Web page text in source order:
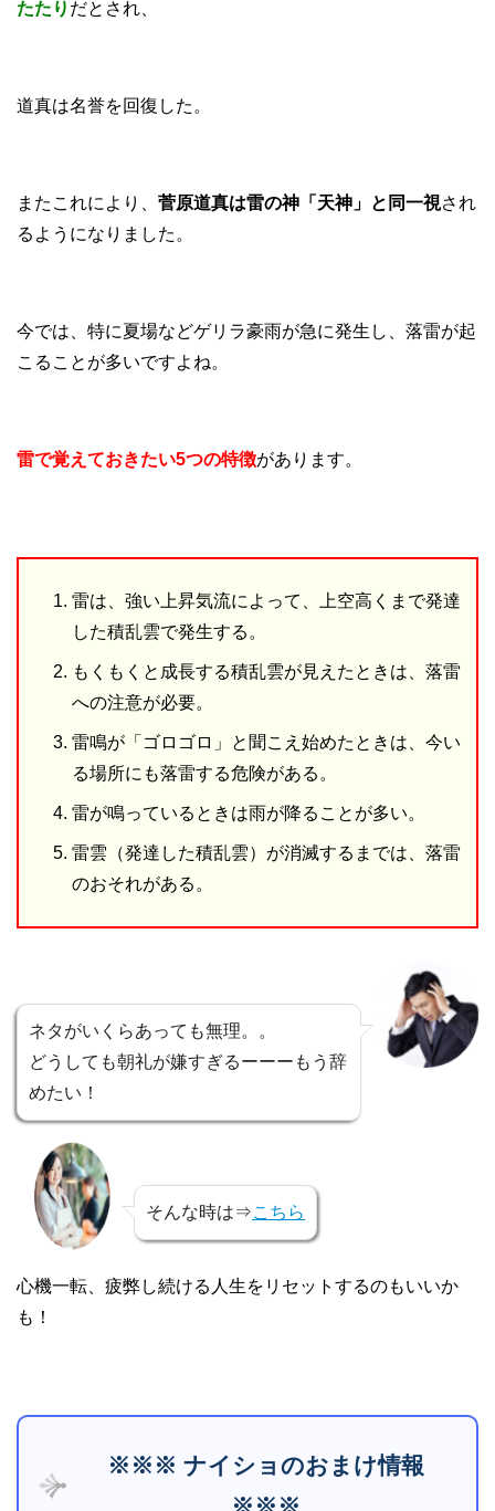
たたり だとされ、
道真は名誉を回復した。
またこれにより、 菅原道真は雷の神「天神」と同一視され
るようになりました。
今では、特に夏場などゲリラ豪雨が急に発生し、落雷が起
こることが多いですよね。
雷で覚えておきたい5つの特徴があります。
雷は、強い上昇気流によって、上空高くまで発達
した積乱雲で発生する。
もくもくと成長する積乱雲が見えたときは、落雷
への注意が必要。
雷鳴が「ゴロゴロ」と聞こえ始めたときは、今い
る場所にも落雷する危険がある。
雷が鳴っているときは雨が降ることが多い。
雷雲（発達した積乱雲）が消滅するまでは、落雷
のおそれがある。
ネタがいくらあっても無理。。
どうしても朝礼が嫌すぎるーーーもう辞
めたい！
そんな時は⇒こちら
心機一転、疲弊し続ける人生をリセットするのもいいか
も！
※※※ ナイショのおまけ情報